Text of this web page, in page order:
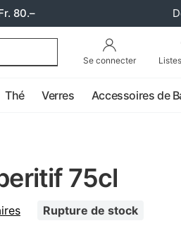
80.–
Se connecter
Thé Verres Accessoires de
75cl
Rupture de stock